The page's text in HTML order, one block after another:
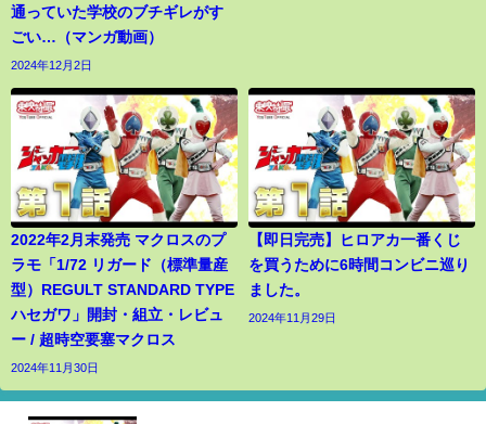
通っていた学校のブチギレがす
ごい…（マンガ動画）
2024年12月2日
2022年2月末発売 マクロスのプ
ラモ「1/72 リガード（標準量産
型）REGULT STANDARD TYPE
ハセガワ」開封・組立・レビュ
ー / 超時空要塞マクロス
2024年11月30日
【即日完売】ヒロアカ一番くじ
を買うために6時間コンビニ巡り
ました。
2024年11月29日